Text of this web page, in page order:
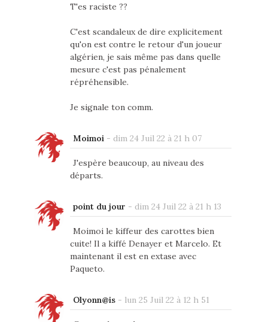
T'es raciste ??
C'est scandaleux de dire explicitement
qu'on est contre le retour d'un joueur
algérien, je sais même pas dans quelle
mesure c'est pas pénalement
répréhensible.
Je signale ton comm.
Moimoi - dim 24 Juil 22 à 21 h 07
J'espère beaucoup, au niveau des
départs.
point du jour - dim 24 Juil 22 à 21 h 13
Moimoi le kiffeur des carottes bien
cuite! Il a kiffé Denayer et Marcelo. Et
maintenant il est en extase avec
Paqueto.
Olyonn@is- lun 25 Juil 22 à 12 h 51